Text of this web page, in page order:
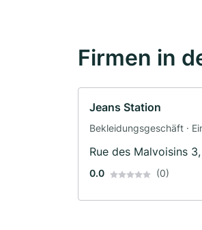
Firmen in
Jeans Station
Bekleidungsgeschäft ·
Rue des Malvoisins
0.0 (0)